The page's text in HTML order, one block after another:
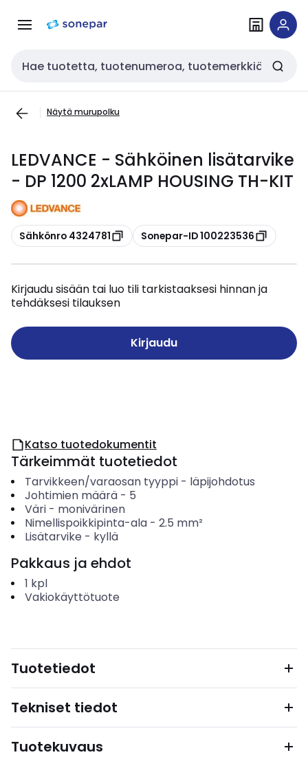
navigointiinsisältöön
Haku
Näytä murupolku
LEDVANCE - Sähköinen lisätarvike
- DP 1200 2xLAMP HOUSING TH-KIT
Kopioi
Sähkönro 4324781 Kopioi
Sonepar-ID 100223536
Kirjaudu sisään tai luo tili tarkistaaksesi hinnan ja
tehdäksesi tilauksen
Kirjaudu
Katso tuotedokumentit
Tärkeimmät tuotetiedot
Tarvikkeen/varaosan tyyppi- läpijohdotus
Johtimien määrä- 5
Väri- monivärinen
Nimellispoikkipinta-ala- 2.5 mm²
Lisätarvike - kyllä
Pakkaus ja ehdot
1 kpl
Vakiokäyttötuote
Tuotetiedot
Tekniset tiedot
Tuotekuvaus